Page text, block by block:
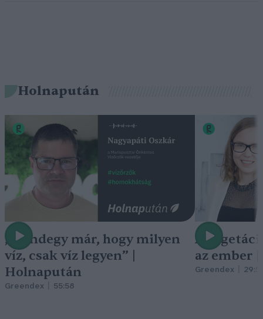
Holnapután
„Mindegy már, hogy milyen
víz, csak víz legyen” |
Holnapután
Greendex 55:58
A
az ember
Greendex